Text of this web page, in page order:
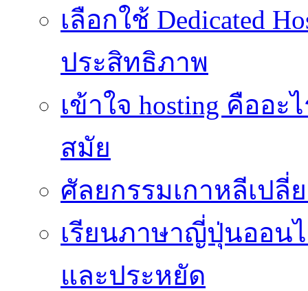
เลือกใช้ Dedicated
ประสิทธิภาพ
เข้าใจ hosting คืออ
สมัย
ศัลยกรรมเกาหลีเปลี่
เรียนภาษาญี่ปุ่นออน
และประหยัด